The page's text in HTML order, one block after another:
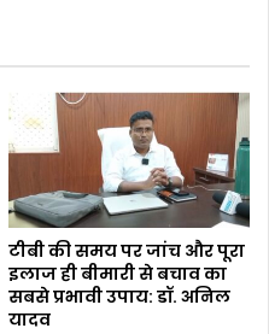
टीबी की समय पर जांच और पूरा
इलाज ही बीमारी से बचाव का
सबसे प्रभावी उपाय: डॉ. अनिल
यादव